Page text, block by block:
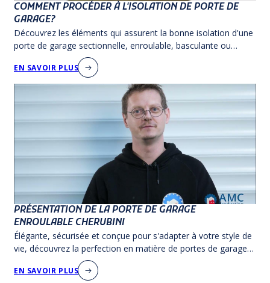
COMMENT PROCÉDER À L'ISOLATION DE PORTE DE
GARAGE?
Découvrez les éléments qui assurent la bonne isolation d'une
porte de garage sectionnelle, enroulable, basculante ou
coulissante avec AMC Production.
EN SAVOIR PLUS
PRÉSENTATION DE LA PORTE DE GARAGE
ENROULABLE CHERUBINI
Élégante, sécurisée et conçue pour s'adapter à votre style de
vie, découvrez la perfection en matière de portes de garage
avec notre porte enroulable Cherubini.
EN SAVOIR PLUS